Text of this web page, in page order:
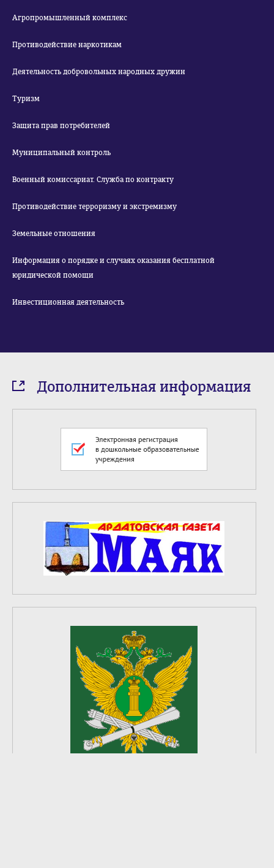
Агропромышленный комплекс
Противодействие наркотикам
Деятельность добровольных народных дружин
Туризм
Защита прав потребителей
Муниципальный контроль
Военный комиссариат. Служба по контракту
Противодействие терроризму и экстремизму
Земельные отношения
Информация о порядке и случаях оказания бесплатной
юридической помощи
Инвестиционная деятельность
Дополнительная информация